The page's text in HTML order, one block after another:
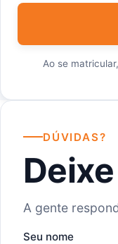
Ao se
DÚVIDAS?
A gente
Seu nome